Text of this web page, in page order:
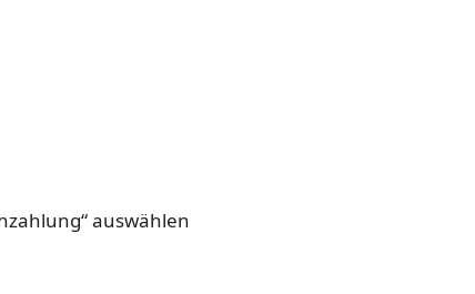
auswählen